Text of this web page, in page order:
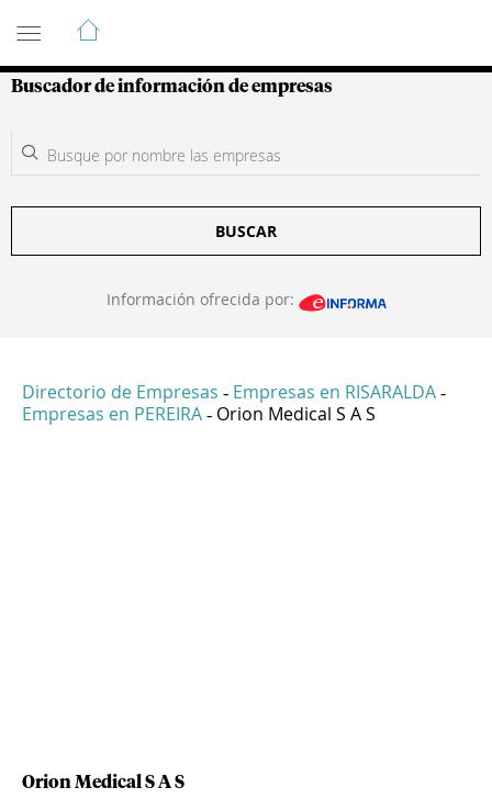
Guía de Empresas Colombianas
Buscador de información de empresas
BUSCAR
Información ofrecida por:
Directorio de Empresas - Empresas en RISARALDA -
Empresas en PEREIRA - Orion Medical S A S
Orion Medical S A S